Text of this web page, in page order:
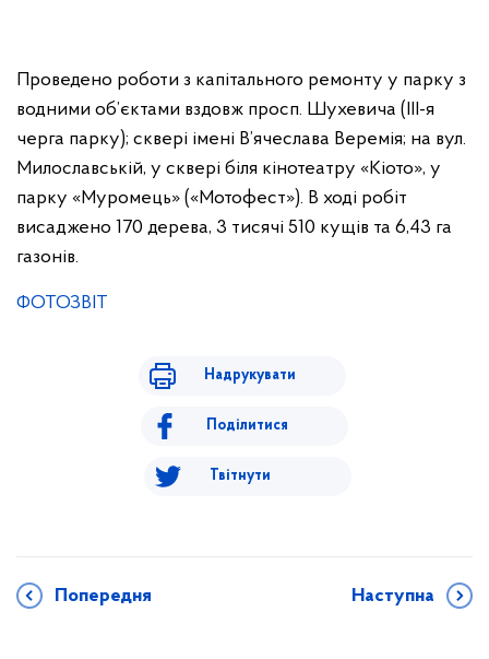
Проведено роботи з капітального ремонту у парку з
водними об’єктами вздовж просп. Шухевича (ІІІ-я
черга парку); сквері імені В’ячеслава Веремія; на вул.
Милославській, у сквері біля кінотеатру «Кіото», у
парку «Муромець» («Мотофест»). В ході робіт
висаджено 170 дерева, 3 тисячі 510 кущів та 6,43 га
газонів.
ФОТОЗВІТ
Надрукувати
Поділитися
Твітнути
Попередня Наступна